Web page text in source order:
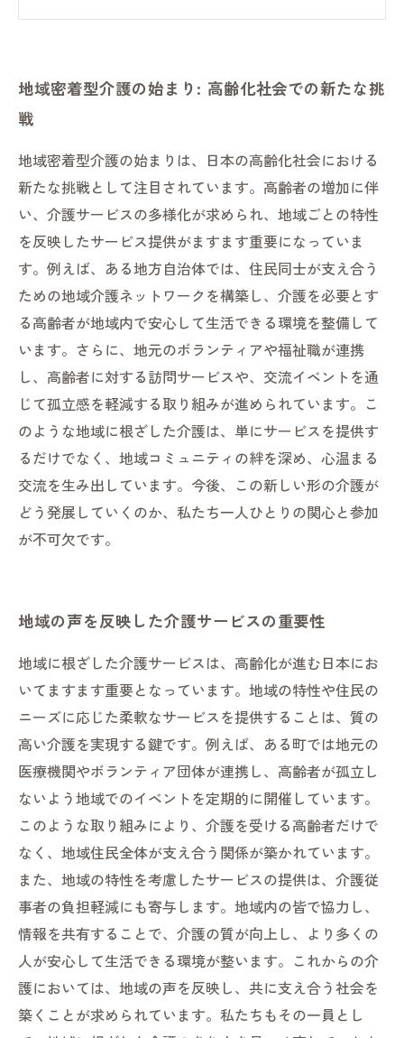
地域に根ざした介護の新しい形: 未来への展望
地域密着型介護の始まり: 高齢化社会での新たな挑
戦
地域密着型介護の始まりは、日本の高齢化社会における
新たな挑戦として注目されています。高齢者の増加に伴
い、介護サービスの多様化が求められ、地域ごとの特性
を反映したサービス提供がますます重要になっていま
す。例えば、ある地方自治体では、住民同士が支え合う
ための地域介護ネットワークを構築し、介護を必要とす
る高齢者が地域内で安心して生活できる環境を整備して
います。さらに、地元のボランティアや福祉職が連携
し、高齢者に対する訪問サービスや、交流イベントを通
じて孤立感を軽減する取り組みが進められています。こ
のような地域に根ざした介護は、単にサービスを提供す
るだけでなく、地域コミュニティの絆を深め、心温まる
交流を生み出しています。今後、この新しい形の介護が
どう発展していくのか、私たち一人ひとりの関心と参加
が不可欠です。
地域の声を反映した介護サービスの重要性
地域に根ざした介護サービスは、高齢化が進む日本にお
いてますます重要となっています。地域の特性や住民の
ニーズに応じた柔軟なサービスを提供することは、質の
高い介護を実現する鍵です。例えば、ある町では地元の
医療機関やボランティア団体が連携し、高齢者が孤立し
ないよう地域でのイベントを定期的に開催しています。
このような取り組みにより、介護を受ける高齢者だけで
なく、地域住民全体が支え合う関係が築かれています。
また、地域の特性を考慮したサービスの提供は、介護従
事者の負担軽減にも寄与します。地域内の皆で協力し、
情報を共有することで、介護の質が向上し、より多くの
人が安心して生活できる環境が整います。これからの介
護においては、地域の声を反映し、共に支え合う社会を
築くことが求められています。私たちもその一員とし